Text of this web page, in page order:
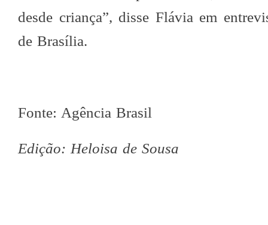
desde criança”, disse Flávia em
de Brasília.
Fonte: Agência Brasil
Edição: Heloisa de Sousa